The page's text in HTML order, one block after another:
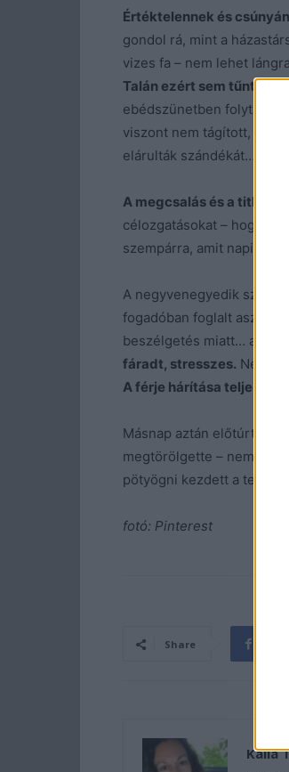
Értéktelennek és
gondol rá, mint a
vizes fa – nem lehet
Talán ezért sem tűnt fel
ebédszünetben folytatott
viszont nem tágított, és
elárulták szándékát…
A megcsalás és a
célozgatásokat – hogy
szempárra, amit napi
A negyvenegyedik
fogadóban foglalt asztalt.
beszélgetés miatt… ami
fáradt, stresszes. Nem,
A férje hárítása teljesen
Másnap aztán előtúrta az
megtörölgette – nem
pötyögni kezdett a
fotó: Pinterest
Share
Kalla